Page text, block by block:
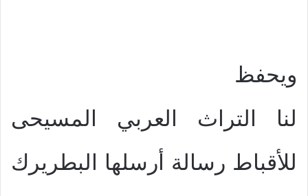
ويحفظ
لنا التراث العربي المسيحى
للأقباط رسالة أرسلها البطريرك